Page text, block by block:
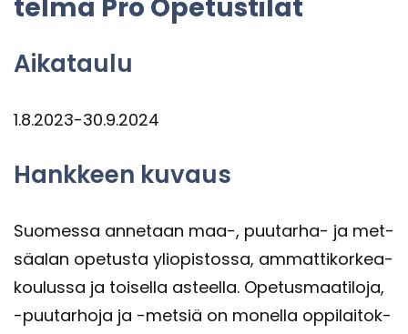
tel­ma Pro Ope­tus­ti­lat
Ai­ka­tau­lu
1.8.2023-30.9.2024
Hank­keen ku­vaus
Suo­mes­sa an­ne­taan maa-, puutarha-​ ja met­
sä­alan ope­tus­ta yli­opis­tos­sa, am­mat­ti­kor­kea­
kou­lus­sa ja toi­sel­la as­teel­la. Ope­tus­maa­ti­lo­ja,
-​puutarhoja ja -​metsiä on mo­nel­la op­pi­lai­tok­